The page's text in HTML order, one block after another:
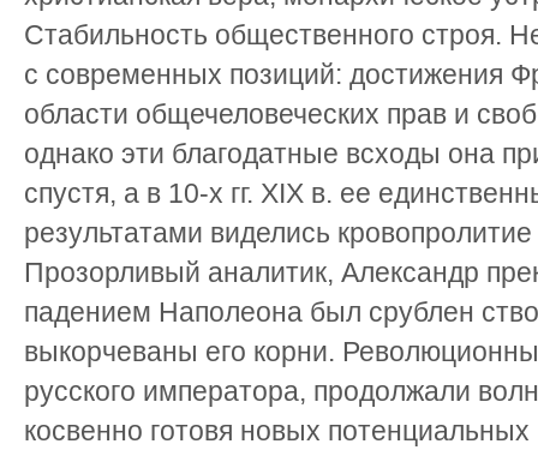
Стабильность общественного строя.
с современных позиций: достижения
области общечеловеческих прав и
однако эти благодатные всходы она
спустя, а в 10-х гг. XIX в. ее
результатами виделись
Прозорливый аналитик, Александр
падением Наполеона был срублен
выкорчеваны его корни.
русского императора, продолжали
косвенно готовя новых